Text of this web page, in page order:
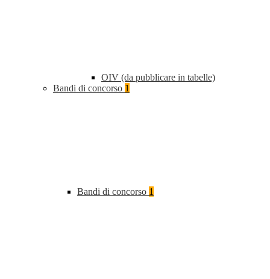
OIV (da pubblicare in tabelle)
Bandi di concorso 1
Bandi di concorso 1